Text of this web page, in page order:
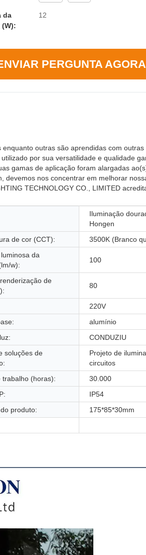
da
(W):
12
PERGUNTA AGORA
outras são aprendidas com outras
por sua versatilidade e qualidade
gamas de aplicação foram alargadas
devemos nos concentrar em melhorar
TECHNOLOGY CO., LIMITED
Iluminação
Hongen
de cor (CCT): 3500K (Branco
da
w):
100
de
80
220V
alumínio
CONDUZIU
soluções de
Projeto de
circuitos
trabalho (horas):
30.000
IP54
produto:
175*85*30mm